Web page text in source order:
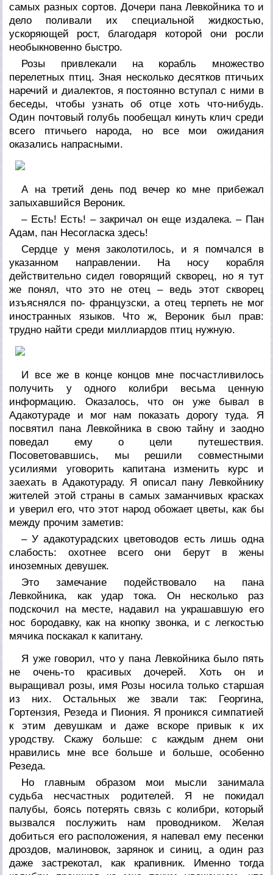
самых разных сортов. Дочери пана Левкойника то и
дело поливали их специальной жидкостью,
ускоряющей рост, благодаря которой они росли
необыкновенно быстро.
Розы привлекали на корабль множество
перелетных птиц. Зная несколько десятков птичьих
наречий и диалектов, я постоянно вступал с ними в
беседы, чтобы узнать об отце хоть что-нибудь.
Один почтовый голубь пообещал кинуть клич среди
всего птичьего народа, но все мои ожидания
оказались напрасными.
А на третий день под вечер ко мне прибежал
запыхавшийся Вероник.
– Есть! Есть! – закричал он еще издалека. – Пан
Адам, пан Несогласка здесь!
Сердце у меня заколотилось, и я помчался в
указанном направлении. На носу корабля
действительно сидел говорящий скворец, но я тут
же понял, что это не отец – ведь этот скворец
изъяснялся по- французски, а отец терпеть не мог
иностранных языков. Что ж, Вероник был прав:
трудно найти среди миллиардов птиц нужную.
И все же в конце концов мне посчастливилось
получить у одного колибри весьма ценную
информацию. Оказалось, что он уже бывал в
Адакотураде и мог нам показать дорогу туда. Я
посвятил пана Левкойника в свою тайну и заодно
поведал ему о цели путешествия.
Посоветовавшись, мы решили совместными
усилиями уговорить капитана изменить курс и
заехать в Адакотураду. Я описал пану Левкойнику
жителей этой страны в самых заманчивых красках
и уверил его, что этот народ обожает цветы, как бы
между прочим заметив:
– У адакотурадских цветоводов есть лишь одна
слабость: охотнее всего они берут в жены
иноземных девушек.
Это замечание подействовало на пана
Левкойника, как удар тока. Он несколько раз
подскочил на месте, надавил на украшавшую его
нос бородавку, как на кнопку звонка, и с легкостью
мячика поскакал к капитану.
Я уже говорил, что у пана Левкойника было пять
не очень-то красивых дочерей. Хоть он и
выращивал розы, имя Розы носила только старшая
из них. Остальных же звали так: Георгина,
Гортензия, Резеда и Пиония. Я проникся симпатией
к этим девушкам и даже вскоре привык к их
уродству. Скажу больше: с каждым днем они
нравились мне все больше и больше, особенно
Резеда.
Но главным образом мои мысли занимала
судьба несчастных родителей. Я не покидал
палубы, боясь потерять связь с колибри, который
вызвался послужить нам проводником. Желая
добиться его расположения, я напевал ему песенки
дроздов, малиновок, зарянок и синиц, а один раз
даже застрекотал, как крапивник. Именно тогда